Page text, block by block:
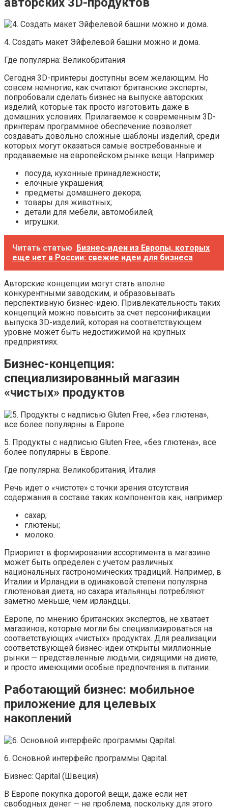
4. Создать макет Эйфелевой башни можно и дома.
Где популярна: Великобритания
Сегодня 3D-принтеры доступны всем желающим. Но
совсем немногие, как считают британские эксперты,
попробовали сделать бизнес на выпуске авторских
изделий, которые так просто изготовить даже в
домашних условиях. Прилагаемое к современным 3D-
принтерам программное обеспечение позволяет
создавать довольно сложные шаблоны изделий, среди
которых могут оказаться самые востребованные и
продаваемые на европейском рынке вещи. Например:
посуда, кухонные принадлежности;
елочные украшения;
предметы домашнего декора;
товары для животных;
детали для мебели, автомобилей;
игрушки.
Читать статью Бизнес-идеи из Европы, которых
еще нет в России: свежие идеи для бизнеса
Авторские концепции могут стать вполне
конкурентными заводским, и образовывать
перспективную бизнес-идею. Привлекательность таких
концепций можно повысить за счет персонификации
выпуска 3D-изделий, которая на соответствующем
уровне может быть недостижимой на крупных
предприятиях.
Бизнес-концепция:
специализированный магазин
«чистых» продуктов
5. Продукты с надписью Gluten Free, «без глютена», все
более популярны в Европе.
Где популярна: Великобритания, Италия
Речь идет о «чистоте» с точки зрения отсутствия
содержания в составе таких компонентов как, например:
сахар;
глютены;
молоко.
Приоритет в формировании ассортимента в магазине
может быть определен с учетом различных
национальных гастрономических традиций. Например, в
Италии и Ирландии в одинаковой степени популярна
глютеновая диета, но сахара итальянцы потребляют
заметно меньше, чем ирландцы.
Европе, по мнению британских экспертов, не хватает
магазинов, которые могли бы специализироваться на
соответствующих «чистых» продуктах. Для реализации
соответствующей бизнес-идеи открыты миллионные
рынки — представленные людьми, сидящими на диете,
и просто имеющими особые предпочтения в питании.
Работающий бизнес: мобильное
приложение для целевых
накоплений
6. Основной интерфейс программы Qapital.
Бизнес: Qapital (Швеция).
В Европе покупка дорогой вещи, даже если нет
свободных денег — не проблема, поскольку для этого